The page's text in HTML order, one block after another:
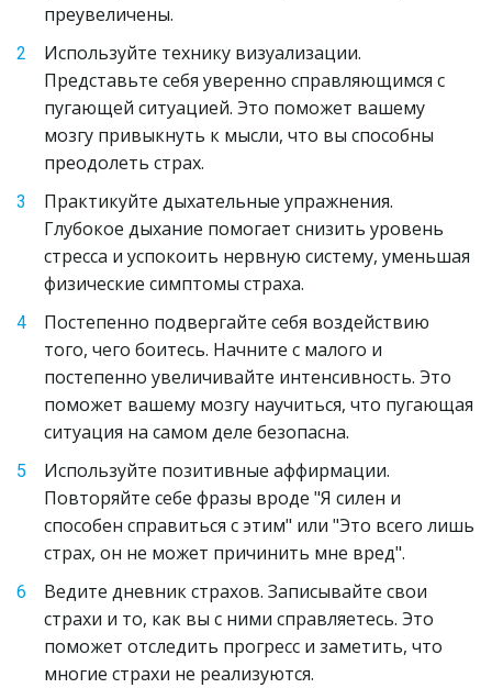
преувеличены.
Используйте технику визуализации.
Представьте себя уверенно справляющимся с
пугающей ситуацией. Это поможет вашему
мозгу привыкнуть к мысли, что вы способны
преодолеть страх.
Практикуйте дыхательные упражнения.
Глубокое дыхание помогает снизить уровень
стресса и успокоить нервную систему, уменьшая
физические симптомы страха.
Постепенно подвергайте себя воздействию
того, чего боитесь. Начните с малого и
постепенно увеличивайте интенсивность. Это
поможет вашему мозгу научиться, что пугающая
ситуация на самом деле безопасна.
Используйте позитивные аффирмации.
Повторяйте себе фразы вроде "Я силен и
способен справиться с этим" или "Это всего лишь
страх, он не может причинить мне вред".
Ведите дневник страхов. Записывайте свои
страхи и то, как вы с ними справляетесь. Это
поможет отследить прогресс и заметить, что
многие страхи не реализуются.